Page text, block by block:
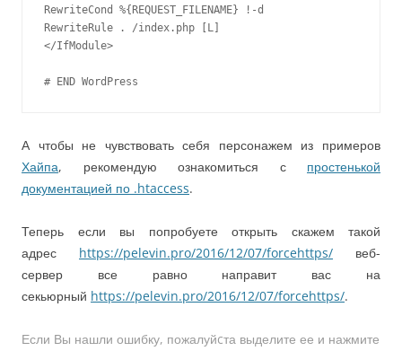
RewriteCond %{REQUEST_FILENAME} !-d
RewriteRule . /index.php [L]
</IfModule>
# END WordPress
А чтобы не чувствовать себя персонажем из примеров
Хайпа, рекомендую ознакомиться с простенькой
документацией по .htaccess.
Теперь если вы попробуете открыть скажем такой
адрес https://pelevin.pro/2016/12/07/forcehttps/ веб-
сервер все равно направит вас на
секьюрный https://pelevin.pro/2016/12/07/forcehttps/.
Если Вы нашли ошибку, пожалуйcта выделите ее и нажмите